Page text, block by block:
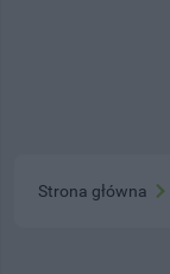
Strona główna